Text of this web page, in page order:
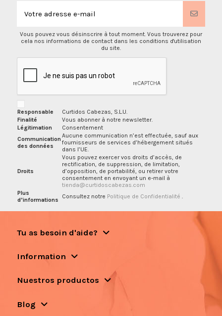
Vous pouvez vous désinscrire à tout moment. Vous trouverez pour
cela nos informations de contact dans les conditions d'utilisation
du site.
Responsable
Curtidos Cabezas, S.L.U.
Finalité
Vous abonner à notre newsletter.
Légitimation
Consentement
Communication
des données
Aucune communication n’est effectuée, sauf aux
fournisseurs de services d’hébergement situés
dans l’UE.
Droits
Vous pouvez exercer vos droits d’accès, de
rectification, de suppression, de limitation,
d’opposition, de portabilité, ou retirer votre
consentement en envoyant un e-mail à
tienda@curtidoscabezas.com
Plus
d’informations
Consultez notre Politique de Confidentialité .
Tu as besoin d'aide?
Information
Nuestros productos
Blog